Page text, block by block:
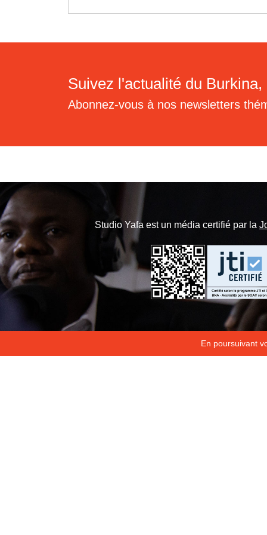
En poursuivant
Suivez l'actualité du
Abonnez-vous à nos newsletters
Studio Yafa est un média certifié par la